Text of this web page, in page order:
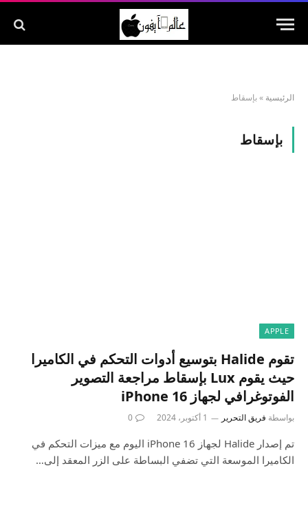
الرئيسية »بإسقاط
بإسقاط
APPLE
تقوم Halide بتوسيع أدوات التحكم في الكاميرا
حيث يقوم Lux بإسقاط مراجعة التصوير
الفوتوغرافي لجهاز iPhone 16
بواسطة فريق التحرير 1 أكتوبر، 2024 0
تم إصدار Halide لجهاز iPhone 16 اليوم مع ميزات التحكم في
الكاميرا الموسعة التي تضفي البساطة على الزر المعقد إلى…